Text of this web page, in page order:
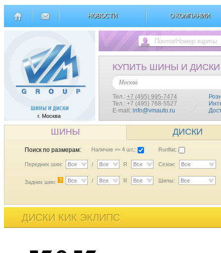
НОВОСТИ О КОМПАНИИ
г. Москва
КУПИТЬ ШИНЫ И ДИСКИ
Москва
Тел.: +7 (495) 995-7474
Тел.: +7 (495) 768-5527
E-mail: info@vmauto.ru
ШИНЫ ДИСКИ
Поиск по размерам: Наличие >= 4 шт.: Runflat:
Передних шин: Все / Все R Все Сезон: Все
Задних шин: ? Все / Все R Все Шипы: Все
ДИСКИ КИК ЭКЛИПС